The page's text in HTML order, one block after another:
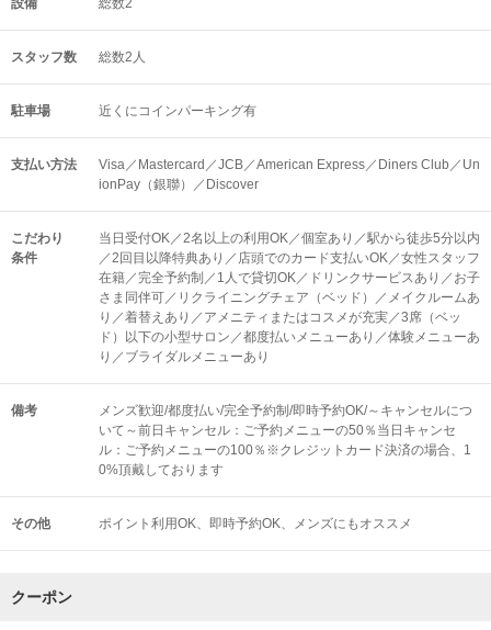
設備 総数2
スタッフ数 総数2人
駐車場 近くにコインパーキング有
支払い方法
Visa／Mastercard／JCB／American Express／Diners Club／Un
ionPay（銀聯）／Discover
こだわり
条件
当日受付OK／2名以上の利用OK／個室あり／駅から徒歩5分以内
／2回目以降特典あり／店頭でのカード支払いOK／女性スタッフ
在籍／完全予約制／1人で貸切OK／ドリンクサービスあり／お子
さま同伴可／リクライニングチェア（ベッド）／メイクルームあ
り／着替えあり／アメニティまたはコスメが充実／3席（ベッ
ド）以下の小型サロン／都度払いメニューあり／体験メニューあ
り／ブライダルメニューあり
備考
メンズ歓迎/都度払い/完全予約制/即時予約OK/～キャンセルにつ
いて～前日キャンセル：ご予約メニューの50％当日キャンセ
ル：ご予約メニューの100％※クレジットカード決済の場合、1
0%頂戴しております
その他 ポイント利用OK 即時予約OK メンズにもオススメ
クーポン